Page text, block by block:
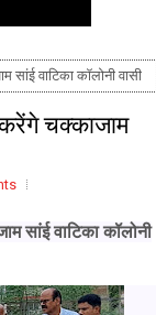
वाटिका कॉलोनी वासी
करेंगे चक्काजाम
सांई वाटिका कॉलोनी